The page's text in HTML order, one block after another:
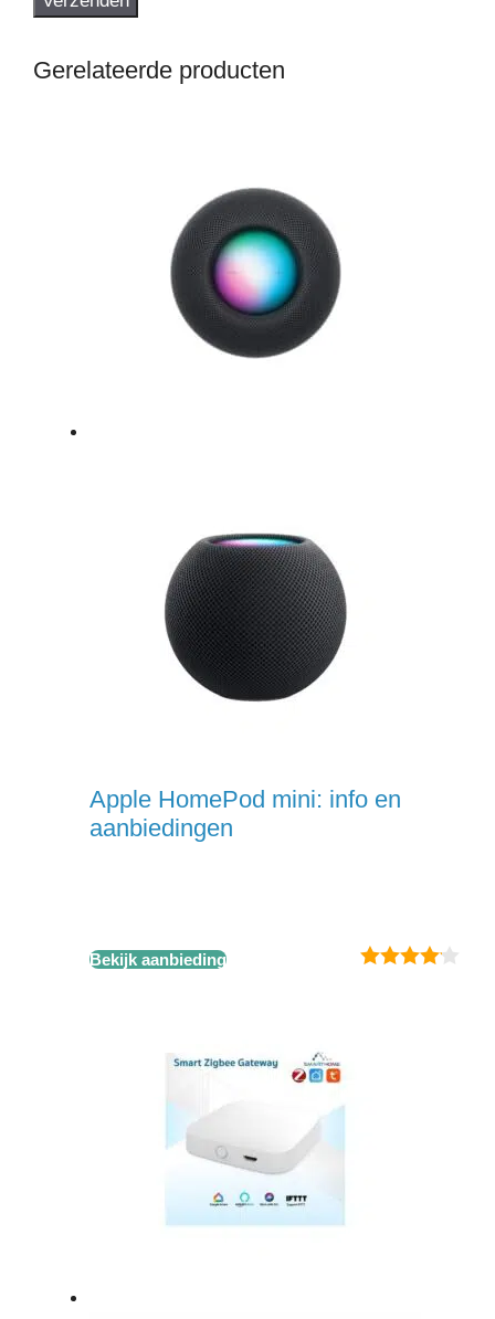
Gerelateerde producten
Apple HomePod mini: info en
aanbiedingen
Bekijk aanbieding